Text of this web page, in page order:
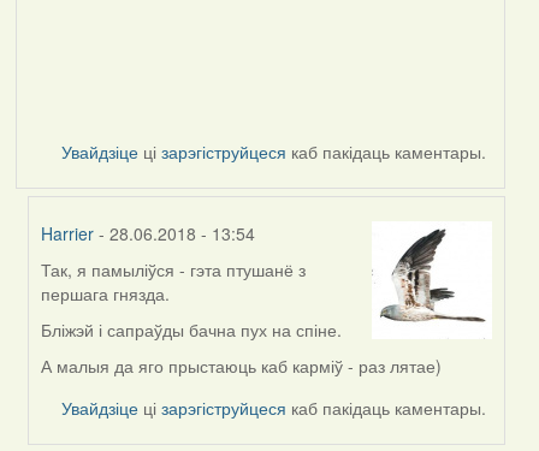
Увайдзіце цізарэгіструйцеся каб пакідаць каментары.
Harrier - 28.06.2018 - 13:54
In
reply
to
Жанна
(госць)
Так, я памыліўся - гэта птушанё з
першага гнязда.
Бліжэй і сапраўды бачна пух на спіне.
А малыя да яго прыстаюць каб карміў - раз лятае)
Увайдзіце цізарэгіструйцеся каб пакідаць каментары.